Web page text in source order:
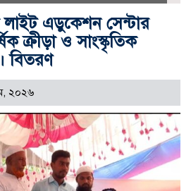
এডুকেশন সেন্টার
ক্রীড়া ও সাংস্কৃতিক
বিতরণ
২০২৬